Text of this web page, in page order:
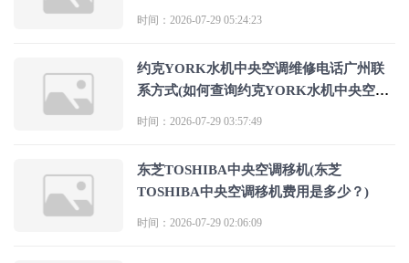
时间：2026-07-29 05:24:23
约克YORK水机中央空调维修电话广州联
系方式(如何查询约克YORK水机中央空调
时间：2026-07-29 03:57:49
东芝TOSHIBA中央空调移机(东芝
TOSHIBA中央空调移机费用是多少？)
时间：2026-07-29 02:06:09